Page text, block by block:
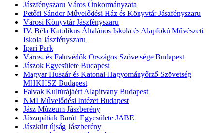
Jászfényszaru Város Önkormányzata
Petőfi Sándor Művelődési Ház és Könyvtár Jászfényszaru
Városi Könyvtár Jászfényszaru
IV. Béla Katolikus Általános Iskola és Alapfokú Művészeti
Iskola Jászfényszaru
Ipari Park
Város- és Faluvédők Országos Szövetsége Budapest
Jászok Egyesülete Budapest
Magyar Huszár és Katonai Hagyományőrző Szövetség
MHKHSZ Budapest
Falvak Kultúrájáért Alapítvány Budapest
NMI Művelődési Intézet Budapest
Jász Múzeum Jászberény
Jászapátiak Baráti Egyesülete JABE
Jászkürt újság Jászberény